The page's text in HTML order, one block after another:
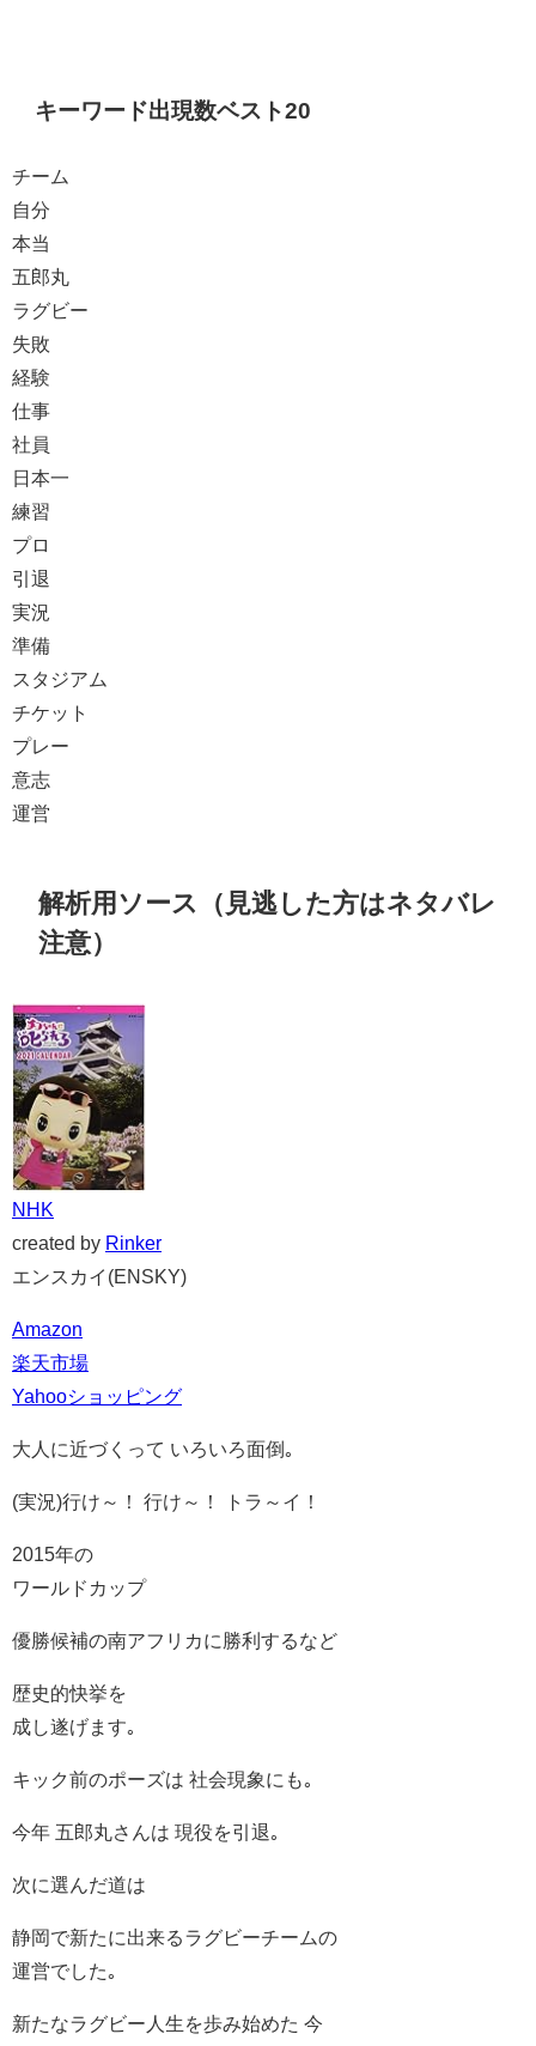
キーワード出現数ベスト20
チーム
自分
本当
五郎丸
ラグビー
失敗
経験
仕事
社員
日本一
練習
プロ
引退
実況
準備
スタジアム
チケット
プレー
意志
運営
解析用ソース（見逃した方はネタバレ
注意）
NHK
created by Rinker
エンスカイ(ENSKY)
Amazon
楽天市場
Yahooショッピング
大人に近づくって いろいろ面倒｡
(実況)行け～！ 行け～！ トラ～イ！
2015年の
ワールドカップ
優勝候補の南アフリカに勝利するなど
歴史的快挙を
成し遂げます｡
キック前のポーズは 社会現象にも｡
今年 五郎丸さんは 現役を引退｡
次に選んだ道は
静岡で新たに出来るラグビーチームの
運営でした｡
新たなラグビー人生を歩み始めた 今